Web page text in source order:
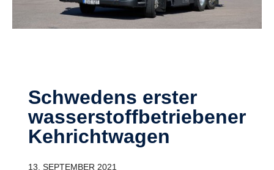
Schwedens erster
wasserstoffbetriebener
Kehrichtwagen
13. SEPTEMBER 2021